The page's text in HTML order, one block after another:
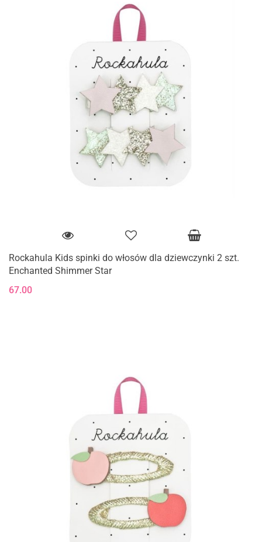
Rockahula Kids spinki do włosów dla dziewczynki 2 szt.
Enchanted Shimmer Star
67.00